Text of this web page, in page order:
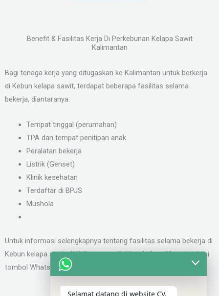
Benefit & Fasilitas Kerja Di Perkebunan Kelapa Sawit
Kalimantan
Bagi tenaga kerja yang ditugaskan ke Kalimantan untuk berkerja
di Kebun kelapa sawit, terdapat beberapa fasilitas selama
bekerja, diantaranya:
Tempat tinggal (perumahan)
TPA dan tempat penitipan anak
Peralatan bekerja
Listrik (Genset)
Klinik kesehatan
Terdaftar di BPJS
Mushola
Untuk informasi selengkapnya tentang fasilitas selama bekerja di
Kebun kelapa sawit di Kalimantan, silahkanhubungi kamimelalui
tombol Whatsapp yang tersedia di halaman website ini.
Kirim Lamaran Kerja
Selamat datang di website CV.